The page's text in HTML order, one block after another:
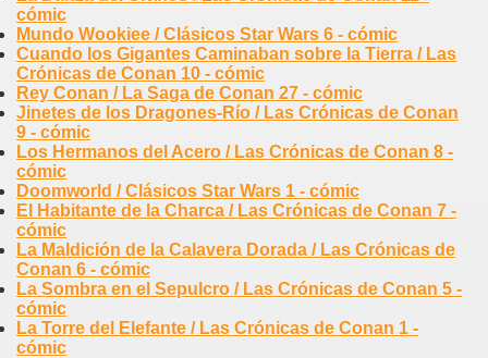
cómic
Mundo Wookiee / Clásicos Star Wars 6 - cómic
Cuando los Gigantes Caminaban sobre la Tierra / Las
Crónicas de Conan 10 - cómic
Rey Conan / La Saga de Conan 27 - cómic
Jinetes de los Dragones-Río / Las Crónicas de Conan
9 - cómic
Los Hermanos del Acero / Las Crónicas de Conan 8 -
cómic
Doomworld / Clásicos Star Wars 1 - cómic
El Habitante de la Charca / Las Crónicas de Conan 7 -
cómic
La Maldición de la Calavera Dorada / Las Crónicas de
Conan 6 - cómic
La Sombra en el Sepulcro / Las Crónicas de Conan 5 -
cómic
La Torre del Elefante / Las Crónicas de Conan 1 -
cómic